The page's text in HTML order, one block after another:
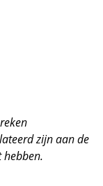
zijn aan de